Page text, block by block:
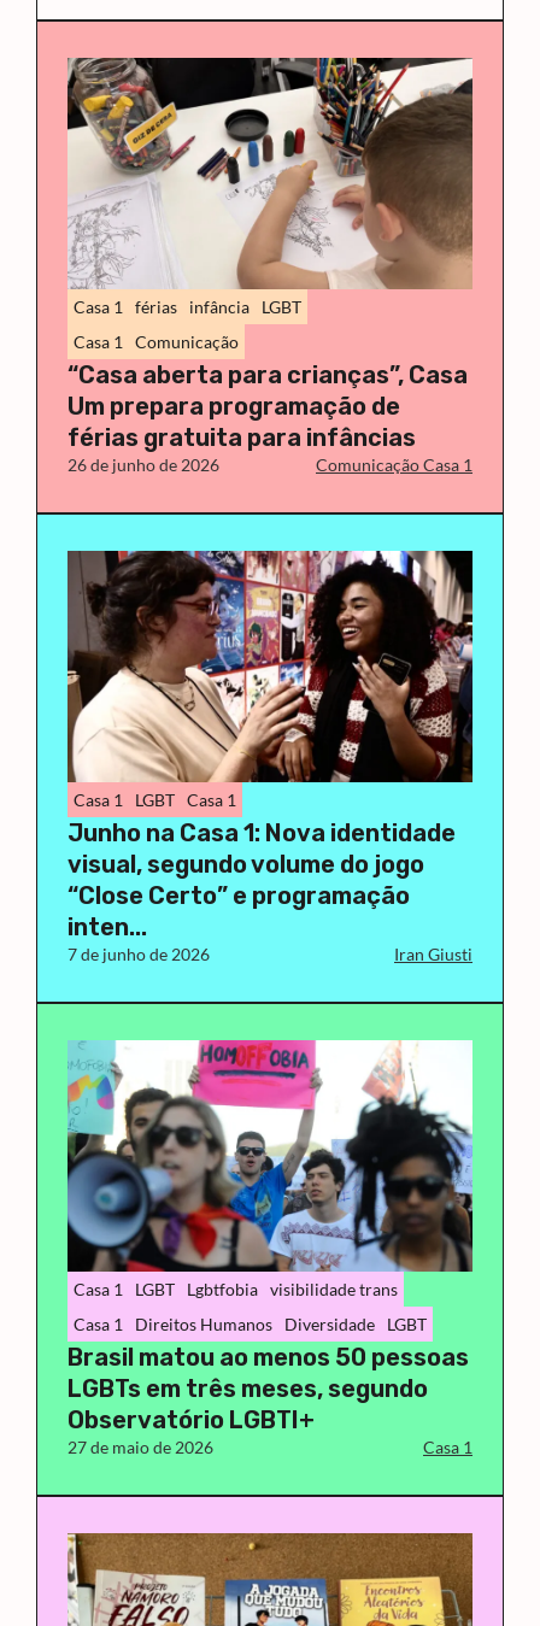
Casa 1 férias infância
LGBT
Casa 1
Comunicação
“Casa aberta para crianças”, Casa
Um prepara programação de
férias gratuita para infâncias
26 de junho de 2026 Comunicação Casa 1
Casa 1 LGBT Casa 1
Junho na Casa 1: Nova identidade
visual, segundo volume do jogo
“Close Certo” e programação
inten...
7 de junho de 2026 Iran Giusti
Casa 1 LGBT Lgbtfobia visibilidade trans
Casa 1
Direitos Humanos Diversidade LGBT
Brasil matou ao menos 50 pessoas
LGBTs em três meses, segundo
Observatório LGBTI+
27 de maio de 2026 Casa 1